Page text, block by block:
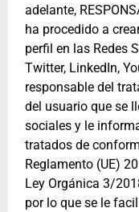
adelante,
ha procedido a
perfil en las Redes
Twitter, LinkedIn,
responsable del
del usuario que se
sociales y le
tratados de
Reglamento (UE)
Ley Orgánica 3/
por lo que se le